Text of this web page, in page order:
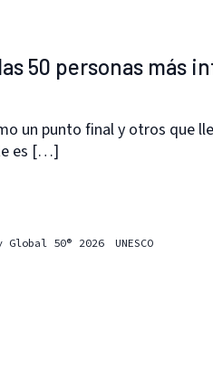
50 personas más
un punto final y otros que
es […]
Global 50® 2026 UNESCO